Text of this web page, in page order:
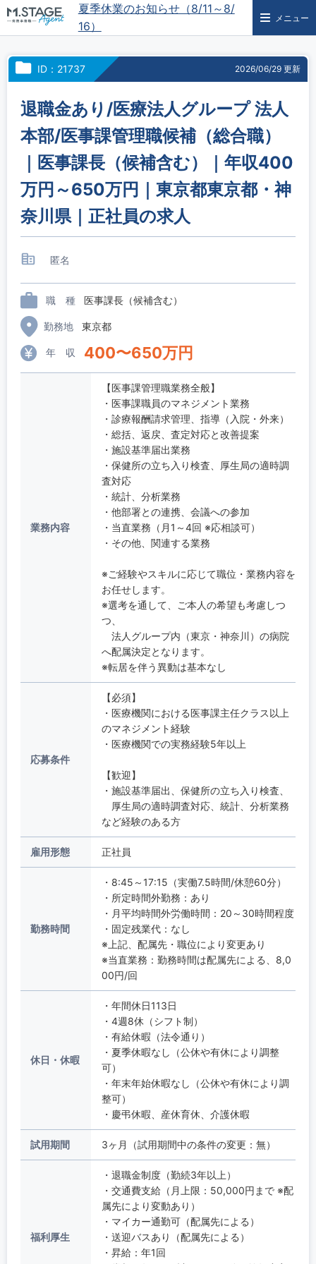
夏季休業のお知らせ（8/11～8/
16）
メニュー
ID：21737 2026/06/29 更新
退職金あり/医療法人グループ 法人
本部/医事課管理職候補（総合職）
｜医事課長（候補含む）｜年収400
万円～650万円｜東京都東京都・神
奈川県｜正社員の求人
匿名
職 種 医事課長（候補含む）
勤務地 東京都
年 収 400〜650万円
業務内容
【医事課管理職業務全般】
・医事課職員のマネジメント業務
・診療報酬請求管理、指導（入院・外来）
・総括、返戻、査定対応と改善提案
・施設基準届出業務
・保健所の立ち入り検査、厚生局の適時調
査対応
・統計、分析業務
・他部署との連携、会議への参加
・当直業務（月1～4回 ※応相談可）
・その他、関連する業務
※ご経験やスキルに応じて職位・業務内容を
お任せします。
※選考を通して、ご本人の希望も考慮しつ
つ、
法人グループ内（東京・神奈川）の病院
へ配属決定となります。
※転居を伴う異動は基本なし
応募条件
【必須】
・医療機関における医事課主任クラス以上
のマネジメント経験
・医療機関での実務経験5年以上
【歓迎】
・施設基準届出、保健所の立ち入り検査、
厚生局の適時調査対応、統計、分析業務
など経験のある方
雇用形態 正社員
勤務時間
・8:45～17:15（実働7.5時間/休憩60分）
・所定時間外勤務：あり
・月平均時間外労働時間：20～30時間程度
・固定残業代：なし
※上記、配属先・職位により変更あり
※当直業務：勤務時間は配属先による、8,0
00円/回
休日・休暇
・年間休日113日
・4週8休（シフト制）
・有給休暇（法令通り）
・夏季休暇なし（公休や有休により調整
可）
・年末年始休暇なし（公休や有休により調
整可）
・慶弔休暇、産休育休、介護休暇
試用期間 3ヶ月（試用期間中の条件の変更：無）
福利厚生
・退職金制度（勤続3年以上）
・交通費支給（月上限：50,000円まで ※配
属先により変動あり）
・マイカー通勤可（配属先による）
・送迎バスあり（配属先による）
・昇給：年1回